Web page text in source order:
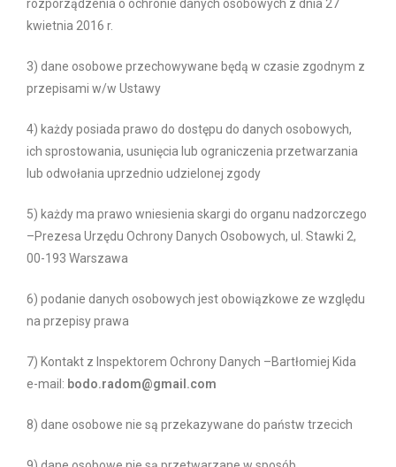
rozporządzenia o ochronie danych osobowych z dnia 27
kwietnia 2016 r.
3) dane osobowe przechowywane będą w czasie zgodnym z
przepisami w/w Ustawy
4) każdy posiada prawo do dostępu do danych osobowych,
ich sprostowania, usunięcia lub ograniczenia przetwarzania
lub odwołania uprzednio udzielonej zgody
5) każdy ma prawo wniesienia skargi do organu nadzorczego
–Prezesa Urzędu Ochrony Danych Osobowych, ul. Stawki 2,
00-193 Warszawa
6) podanie danych osobowych jest obowiązkowe ze względu
na przepisy prawa
7) Kontakt z Inspektorem Ochrony Danych –Bartłomiej Kida
e-mail: bodo.radom@gmail.com
8) dane osobowe nie są przekazywane do państw trzecich